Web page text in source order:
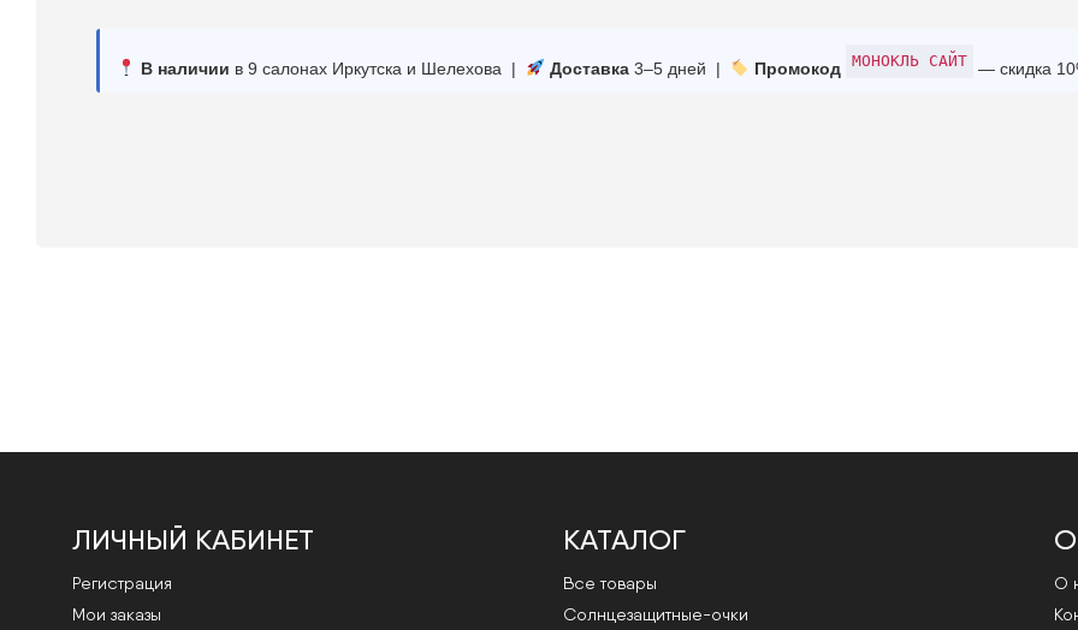
В наличии в 9 салонах Иркутска и Шелехова | Доставка3–5 дней | Промокод МОНОКЛЬ САЙТ — скидка
ЛИЧНЫЙ КАБИНЕТ
Регистрация
Мои заказы
КАТАЛОГ
Все товары
Cолнцезащитные-очки
О